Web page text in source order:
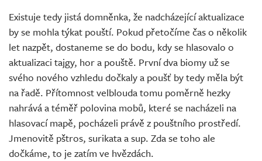
Existuje tedy jistá domněnka, že nadcházející aktualizace
by se mohla týkat pouští. Pokud přetočíme čas o několik
let nazpět, dostaneme se do bodu, kdy se hlasovalo o
aktualizaci tajgy, hor a pouště. První dva biomy už se
svého nového vzhledu dočkaly a poušť by tedy měla být
na řadě. Přítomnost velblouda tomu poměrně hezky
nahrává a téměř polovina mobů, které se nacházeli na
hlasovací mapě, pocházeli právě z pouštního prostředí.
Jmenovitě pštros, surikata a sup. Zda se toho ale
dočkáme, to je zatím ve hvězdách.